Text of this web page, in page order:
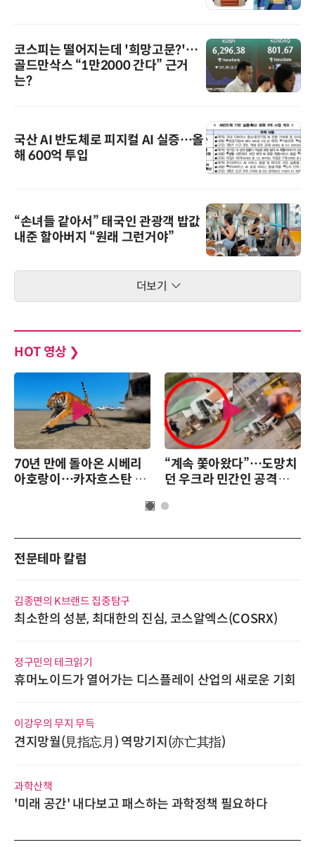
코스피는 떨어지는데 '희망고문?'…
골드만삭스 “1만2000 간다” 근거
는?
국산 AI 반도체로 피지컬 AI 실증…올
해 600억 투입
“손녀들 같아서” 태국인 관광객 밥값
내준 할아버지 “원래 그런거야”
더보기
HOT 영상 ❯
70년 만에 돌아온 시베리
아호랑이…카자흐스탄 야
“계속 쫓아왔다”…도망치
던 우크라 민간인 공격한
전문테마 칼럼
김종면의 K브랜드 집중탐구
최소한의 성분, 최대한의 진심, 코스알엑스(COSRX)
정구민의 테크읽기
휴머노이드가 열어가는 디스플레이 산업의 새로운 기회
이강우의 무지 무득
견지망월(見指忘月) 역망기지(亦亡其指)
과학산책
'미래 공간' 내다보고 패스하는 과학정책 필요하다